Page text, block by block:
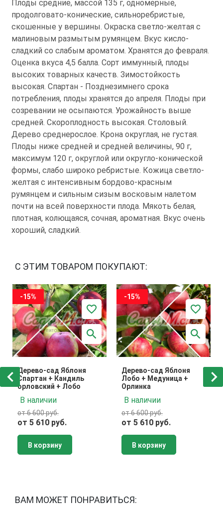
Плоды средние, массой 135 г, одномерные,
продолговато-конические, сильноребристые,
скошенные у вершины. Окраска светло-желтая с
малиновым размытым румянцем. Вкус кисло-
сладкий со слабым ароматом. Хранятся до февраля.
Оценка вкуса 4,5 балла. Сорт иммунный, плоды
высоких товарных качеств. Зимостойкость
высокая. Спартан - Позднезимнего срока
потребления, плоды хранятся до апреля. Плоды при
созревании не осыпаются. Урожайность выше
средней. Скороплодность высокая. Столовый.
Дерево среднерослое. Крона округлая, не густая.
Плоды ниже средней и средней величины, 90 г,
максимум 120 г, округлой или округло-конической
формы, слабо широко ребристые. Кожица светло-
желтая с интенсивным бордово-красным
румянцем и сильным сизым восковым налетом
почти на всей поверхности плода. Мякоть белая,
плотная, колющаяся, сочная, ароматная. Вкус очень
хороший, сладкий.
С ЭТИМ ТОВАРОМ ПОКУПАЮТ:
-15%
Дерево-сад Яблоня
Спартан + Кандиль
орловский + Лобо
В наличии
от 6 600 руб.
от 5 610 руб.
В корзину
-15%
Дерево-сад Яблоня
Лобо + Медуница +
Орлинка
В наличии
от 6 600 руб.
от 5 610 руб.
В корзину
ВАМ МОЖЕТ ПОНРАВИТЬСЯ: